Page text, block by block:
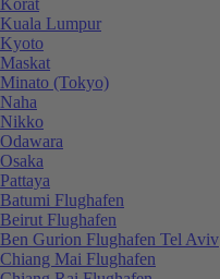
Kuala Lumpur
Kyoto
Maskat
Minato (Tokyo)
Naha
Nikko
Odawara
Osaka
Pattaya
Batumi Flughafen
Beirut Flughafen
Ben Gurion Flughafen Tel Aviv
Chiang Mai Flughafen